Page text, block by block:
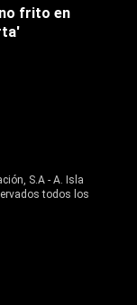
frito en
S.A - A. Isla
todos los